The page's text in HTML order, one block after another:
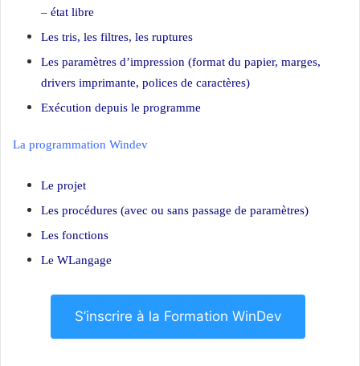
– état libre
Les tris, les filtres, les ruptures
Les paramètres d’impression (format du papier, marges,
drivers imprimante, polices de caractères)
Exécution depuis le programme
La programmation Windev
Le projet
Les procédures (avec ou sans passage de paramètres)
Les fonctions
Le WLangage
S’inscrire à la Formation WinDev